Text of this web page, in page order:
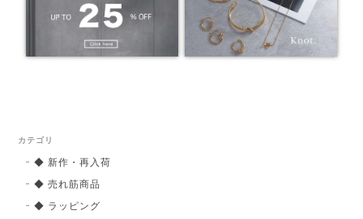
カテゴリ
◆ 新作・再入荷
◆ 売れ筋商品
◆ ラッピング